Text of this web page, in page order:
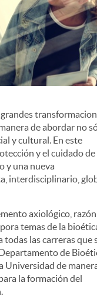
de abordar no
y cultural. En este
y el cuidado de
y una nueva
interdisciplinario,
axiológico, razón
temas de la
las carreras que
de
Universidad de
la formación del